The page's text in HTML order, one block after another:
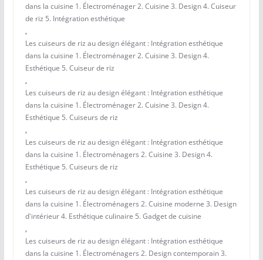
dans la cuisine 1. Électroménager 2. Cuisine 3. Design 4. Cuiseur
de riz 5. Intégration esthétique
,
Les cuiseurs de riz au design élégant : Intégration esthétique
dans la cuisine 1. Électroménager 2. Cuisine 3. Design 4.
Esthétique 5. Cuiseur de riz
,
Les cuiseurs de riz au design élégant : Intégration esthétique
dans la cuisine 1. Électroménager 2. Cuisine 3. Design 4.
Esthétique 5. Cuiseurs de riz
,
Les cuiseurs de riz au design élégant : Intégration esthétique
dans la cuisine 1. Électroménagers 2. Cuisine 3. Design 4.
Esthétique 5. Cuiseurs de riz
,
Les cuiseurs de riz au design élégant : Intégration esthétique
dans la cuisine 1. Électroménagers 2. Cuisine moderne 3. Design
d'intérieur 4. Esthétique culinaire 5. Gadget de cuisine
,
Les cuiseurs de riz au design élégant : Intégration esthétique
dans la cuisine 1. Électroménagers 2. Design contemporain 3.